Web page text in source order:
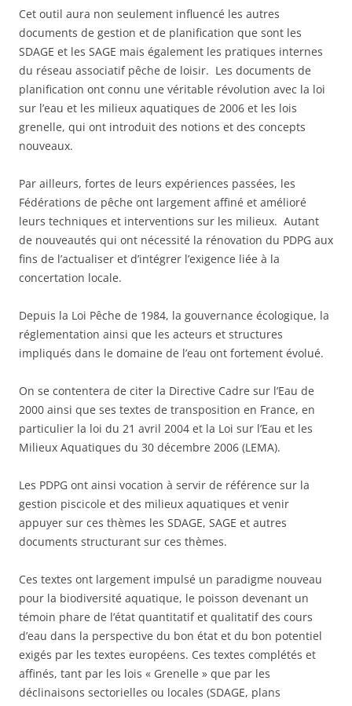
Cet outil aura non seulement influencé les autres
documents de gestion et de planification que sont les
SDAGE et les SAGE mais également les pratiques internes
du réseau associatif pêche de loisir. Les documents de
planification ont connu une véritable révolution avec la loi
sur l’eau et les milieux aquatiques de 2006 et les lois
grenelle, qui ont introduit des notions et des concepts
nouveaux.
Par ailleurs, fortes de leurs expériences passées, les
Fédérations de pêche ont largement affiné et amélioré
leurs techniques et interventions sur les milieux. Autant
de nouveautés qui ont nécessité la rénovation du PDPG aux
fins de l’actualiser et d’intégrer l’exigence liée à la
concertation locale.
Depuis la Loi Pêche de 1984, la gouvernance écologique, la
réglementation ainsi que les acteurs et structures
impliqués dans le domaine de l’eau ont fortement évolué.
On se contentera de citer la Directive Cadre sur l’Eau de
2000 ainsi que ses textes de transposition en France, en
particulier la loi du 21 avril 2004 et la Loi sur l’Eau et les
Milieux Aquatiques du 30 décembre 2006 (LEMA).
Les PDPG ont ainsi vocation à servir de référence sur la
gestion piscicole et des milieux aquatiques et venir
appuyer sur ces thèmes les SDAGE, SAGE et autres
documents structurant sur ces thèmes.
Ces textes ont largement impulsé un paradigme nouveau
pour la biodiversité aquatique, le poisson devenant un
témoin phare de l’état quantitatif et qualitatif des cours
d’eau dans la perspective du bon état et du bon potentiel
exigés par les textes européens. Ces textes complétés et
affinés, tant par les lois « Grenelle » que par les
déclinaisons sectorielles ou locales (SDAGE, plans